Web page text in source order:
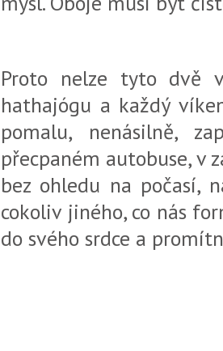
Proto nelze tyto dvě
hathajógu a každý
pomalu, nenásilně,
přecpaném autobuse, v
bez ohledu na počasí,
cokoliv jiného, co nás
do svého srdce a